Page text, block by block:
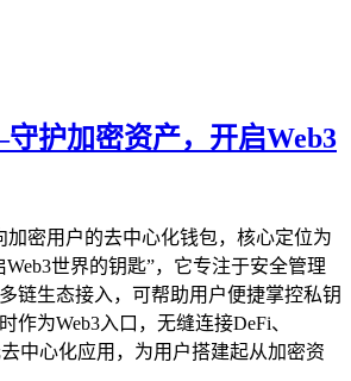
护加密资产，开启Web3
加密用户的去中心化钱包，核心定位为
世界的钥匙”，它专注于安全管理
链生态接入，可帮助用户便捷掌控私钥
作为Web3入口，无缝连接DeFi、
中心化应用，为用户搭建起从加密资